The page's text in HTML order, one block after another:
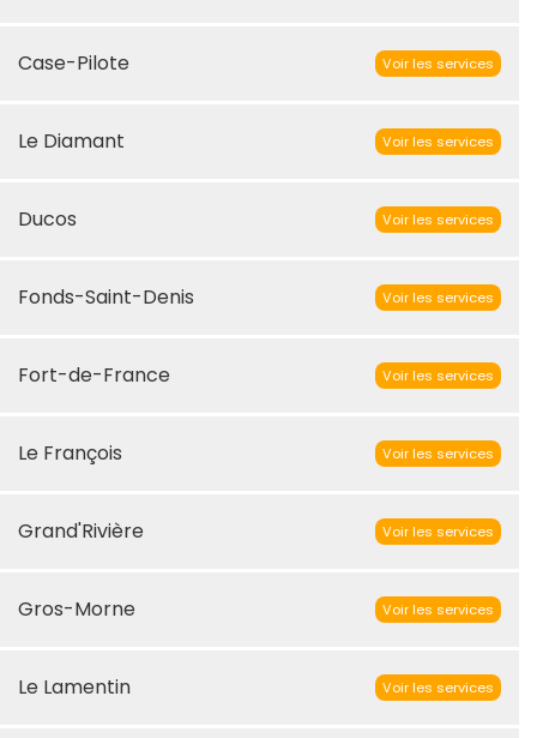
Case-Pilote Voir les services
Le Diamant Voir les services
Ducos Voir les services
Fonds-Saint-Denis Voir les services
Fort-de-France Voir les services
Le François Voir les services
Grand'Rivière Voir les services
Gros-Morne Voir les services
Le Lamentin Voir les services